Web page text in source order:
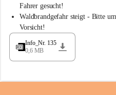
a
d
l
a
Fahrer gesucht!
Waldbrandgefahr steigt - Bitte um
Vorsicht!
Info_Nr. 135
0,6 MB